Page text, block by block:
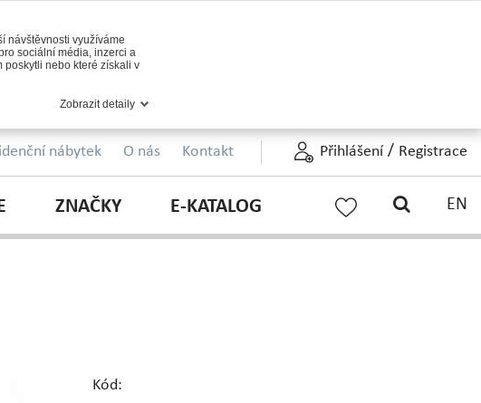
nábytek O nás Kontakt Přihlášení / Registrace
ZNAČKY E-KATALOG EN
Kód:
návštěvnosti využíváme
sociální média, inzerci a
poskytli nebo které získali v
Zobrazit detaily